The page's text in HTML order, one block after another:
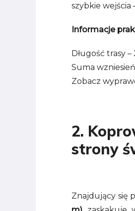
szybkie
Informacje
Długość trasy –
Suma wzniesień
Zobacz
2.
strony
Znajdujący się